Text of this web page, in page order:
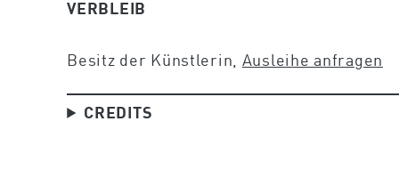
VERBLEIB
Besitz der Künstlerin, Ausleihe anfragen
CREDITS